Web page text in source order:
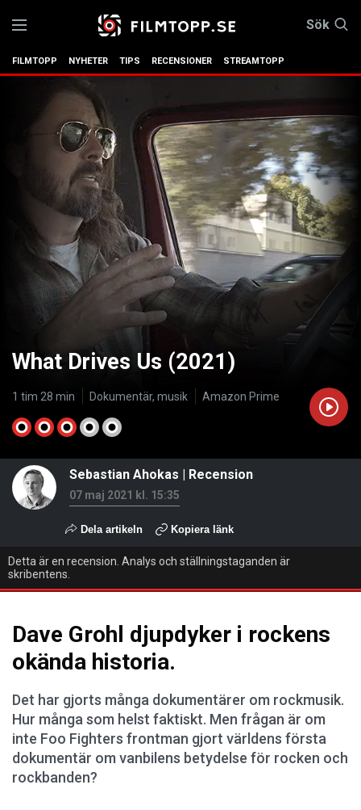
Sök
FILMTOPP NYHETER TIPS RECENSIONER STREAMTOPP
What Drives Us (2021)
1 tim 28 min Dokumentär, musik Amazon Prime
Sebastian Ahokas | Recension
07 maj 2021 kl. 15:35
Dela artikeln Kopiera länk
Detta är en recension. Analys och ställningstaganden är
skribentens.
Dave Grohl djupdyker i rockens
okända historia.
Det har gjorts många dokumentärer om rockmusik.
Hur många som helst faktiskt. Men frågan är om
inte Foo Fighters frontman gjort världens första
dokumentär om vanbilens betydelse för rocken och
rockbanden?